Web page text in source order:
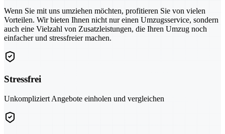
Wenn Sie mit uns umziehen möchten, profitieren Sie von vielen
Vorteilen. Wir bieten Ihnen nicht nur einen Umzugsservice, sondern
auch eine Vielzahl von Zusatzleistungen, die Ihren Umzug noch
einfacher und stressfreier machen.
Stressfrei
Unkompliziert Angebote einholen und vergleichen